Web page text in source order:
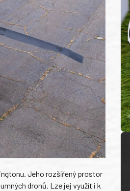
Jeho rozšířený prostor
dronů. Lze jej využít i k